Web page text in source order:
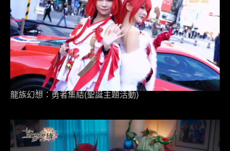
龍族幻想：勇者集結(聖誕主題活動)